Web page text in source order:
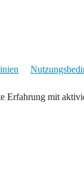
Erfahrung mit